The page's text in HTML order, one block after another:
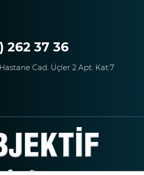
YAPILIYOR
KEKİK ÜRETİCİLERİNİN
UMUDU ALTUNTAŞ
BAHARAT ŞENLİKTE DE
262 37 36
Cad. Üçler 2 Apt. Kat:7